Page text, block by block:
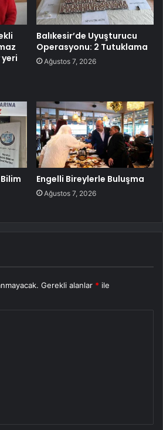
yeri
Balıkesir’de Uyuşturucu
Operasyonu: 2 Tutuklama
Ağustos 7, 2026
Engelli Bireylerle Buluşma
Ağustos 7, 2026
Gerekli alanlar * ile